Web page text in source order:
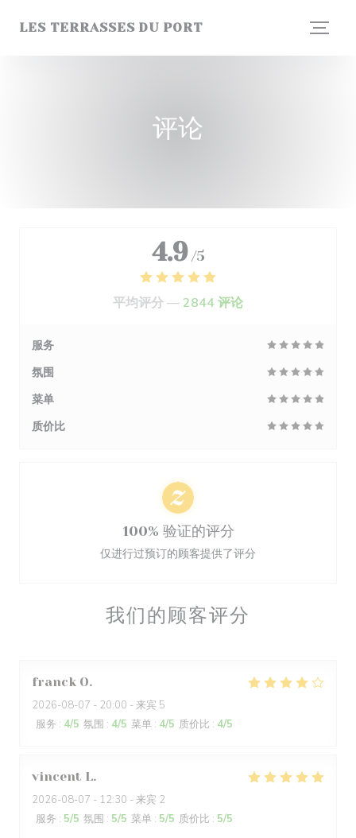
LES TERRASSES DU PORT
评论
我们的顾客评分
franck O
2026-08-07 - 20:00 - 来宾 5
服务 : 4/5 氛围 : 4/5 菜单 : 4/5 质价比 : 4/5
vincent L
2026-08-07 - 12:30 - 来宾 2
服务 : 5/5 氛围 : 5/5 菜单 : 5/5 质价比 : 5/5
4.9 /5
平均评分 — 2844 评论
服务
氛围
菜单
质价比
100% 验证的评分
仅进行过预订的顾客提供了评分